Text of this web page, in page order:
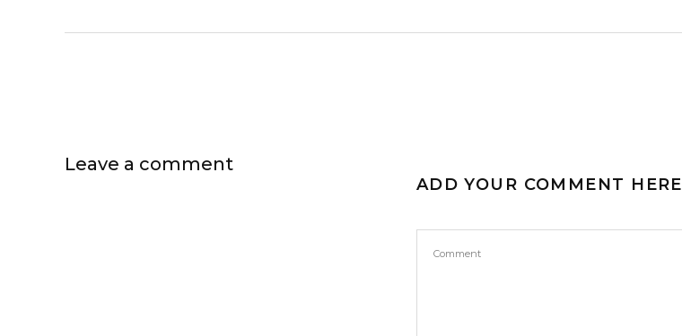
Leave a comment
ADD YOUR COMMENT HERE